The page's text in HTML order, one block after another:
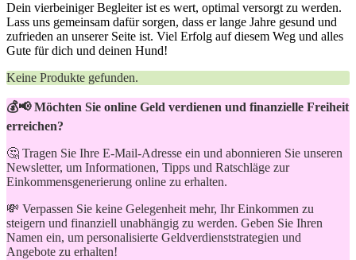
Dein ⁢vierbeiniger Begleiter ⁢ist ⁤es wert, optimal versorgt zu⁣ werden.
Lass uns ‍gemeinsam dafür sorgen, ‌dass er lange Jahre⁤ gesund und
zufrieden an unserer Seite ist.⁢ Viel Erfolg auf diesem Weg und‌ alles
Gute für dich und ⁤deinen Hund!
Keine Produkte gefunden.
💰📢 Möchten Sie online Geld verdienen und finanzielle Freiheit
erreichen?
🤔 Tragen Sie Ihre E-Mail-Adresse ein und abonnieren Sie unseren
Newsletter, um Informationen, Tipps und Ratschläge zur
Einkommensgenerierung online zu erhalten.
💸 Verpassen Sie keine Gelegenheit mehr, Ihr Einkommen zu
steigern und finanziell unabhängig zu werden. Geben Sie Ihren
Namen ein, um personalisierte Geldverdienststrategien und
Angebote zu erhalten!